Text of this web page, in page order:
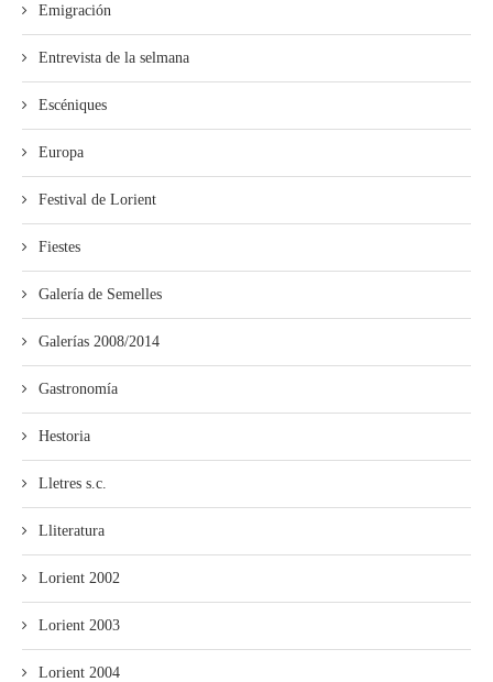
Emigración
Entrevista de la selmana
Escéniques
Europa
Festival de Lorient
Fiestes
Galería de Semelles
Galerías 2008/2014
Gastronomía
Hestoria
Lletres s.c.
Lliteratura
Lorient 2002
Lorient 2003
Lorient 2004